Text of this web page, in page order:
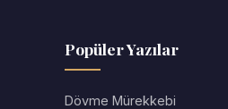
Popüler Yazılar
Dövme Mürekkebi